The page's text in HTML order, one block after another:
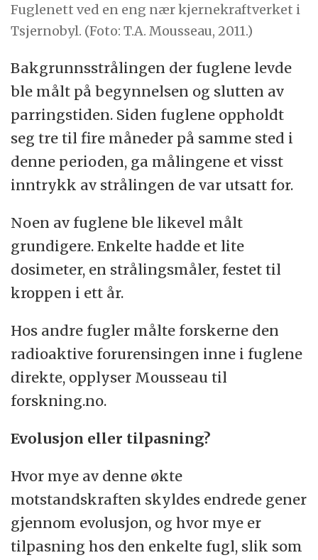
Fuglenett ved en eng nær kjernekraftverket i
Tsjernobyl. (Foto: T.A. Mousseau, 2011.)
Bakgrunnsstrålingen der fuglene levde
ble målt på begynnelsen og slutten av
parringstiden. Siden fuglene oppholdt
seg tre til fire måneder på samme sted i
denne perioden, ga målingene et visst
inntrykk av strålingen de var utsatt for.
Noen av fuglene ble likevel målt
grundigere. Enkelte hadde et lite
dosimeter, en strålingsmåler, festet til
kroppen i ett år.
Hos andre fugler målte forskerne den
radioaktive forurensingen inne i fuglene
direkte, opplyser Mousseau til
forskning.no.
Evolusjon eller tilpasning?
Hvor mye av denne økte
motstandskraften skyldes endrede gener
gjennom evolusjon, og hvor mye er
tilpasning hos den enkelte fugl, slik som